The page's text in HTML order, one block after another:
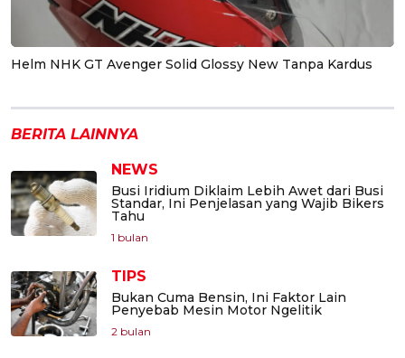
Helm NHK GT Avenger Solid Glossy New Tanpa Kardus
BERITA LAINNYA
NEWS
Busi Iridium Diklaim Lebih Awet dari Busi
Standar, Ini Penjelasan yang Wajib Bikers
Tahu
1 bulan
TIPS
Bukan Cuma Bensin, Ini Faktor Lain
Penyebab Mesin Motor Ngelitik
2 bulan